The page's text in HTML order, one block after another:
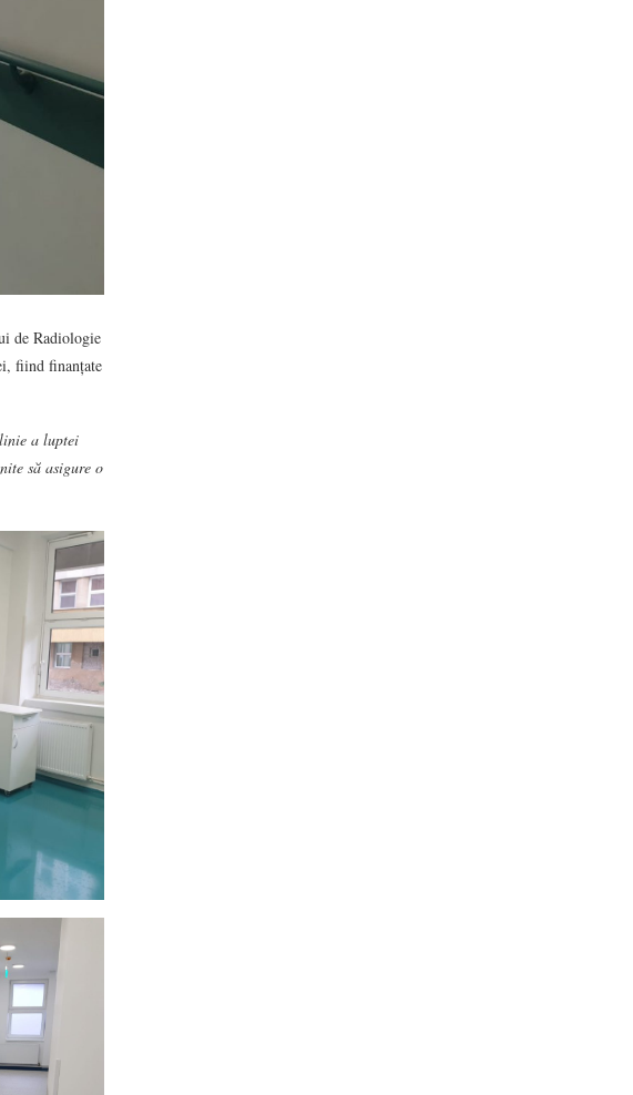
de Radiologie
fiind finanțate
a luptei
să asigure o